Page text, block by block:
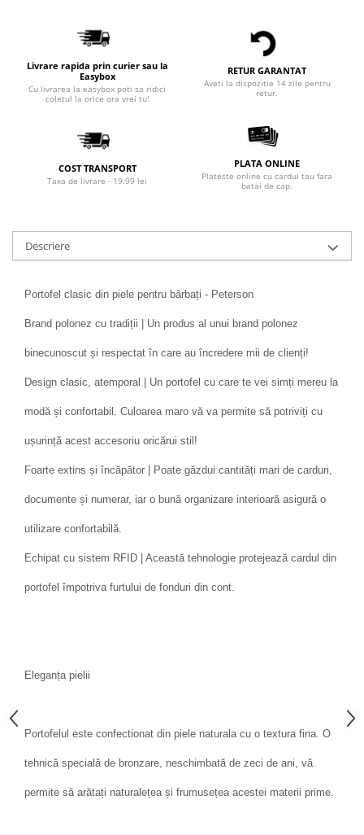
Livrare rapida prin curier sau la
Easybox
Cu livrarea la easybox poti sa ridici
coletul la orice ora vrei tu!
RETUR GARANTAT
Aveti la dispozitie 14 zile pentru
retur.
COST TRANSPORT
Taxa de livrare - 19.99 lei
PLATA ONLINE
Plateste online cu cardul tau fara
batai de cap.
Descriere
Portofel clasic din piele pentru bărbați - Peterson
Brand polonez cu tradiții | Un produs al unui brand polonez
binecunoscut și respectat în care au încredere mii de clienți!
Design clasic, atemporal | Un portofel cu care te vei simți mereu la
modă și confortabil. Culoarea maro vă va permite să potriviți cu
ușurință acest accesoriu oricărui stil!
Foarte extins și încăpător | Poate găzdui cantități mari de carduri,
documente și numerar, iar o bună organizare interioară asigură o
utilizare confortabilă.
Echipat cu sistem RFID | Această tehnologie protejează cardul din
portofel împotriva furtului de fonduri din cont.
Eleganța pielii
Portofelul este confectionat din piele naturala cu o textura fina. O
tehnică specială de bronzare, neschimbată de zeci de ani, vă
permite să arătați naturalețea și frumusețea acestei materii prime.